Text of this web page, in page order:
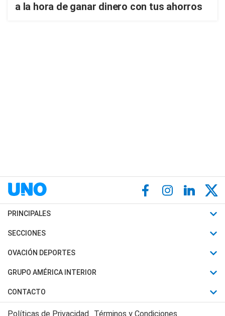
a la hora de ganar dinero con tus ahorros
PRINCIPALES
Últimas Noticias
Política
Judiciales
Economia
SECCIONES
Horóscopo
Motores
Trucos caseros
OVACIÓN DEPORTES
Fútbol
Mundial
Automovilismo
GRUPO AMÉRICA INTERIOR
Canal 7 en Vivo
CONTACTO
Acerca de Nosotros
Políticas de Privacidad Términos y Condiciones